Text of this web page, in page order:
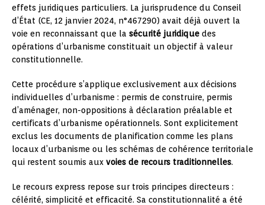
effets juridiques particuliers. La jurisprudence du Conseil
d’État (CE, 12 janvier 2024, n°467290) avait déjà ouvert la
voie en reconnaissant que la sécurité juridique des
opérations d’urbanisme constituait un objectif à valeur
constitutionnelle.
Cette procédure s’applique exclusivement aux décisions
individuelles d’urbanisme : permis de construire, permis
d’aménager, non-oppositions à déclaration préalable et
certificats d’urbanisme opérationnels. Sont explicitement
exclus les documents de planification comme les plans
locaux d’urbanisme ou les schémas de cohérence territoriale
qui restent soumis aux voies de recours traditionnelles.
Le recours express repose sur trois principes directeurs :
célérité, simplicité et efficacité. Sa constitutionnalité a été